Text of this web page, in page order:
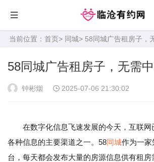
当前位置： 首页> 同城> 58同城广告租房子，
58同城广告租房子，无需
钟彬烟 2025-07-06 21:30:02
在数字化信息飞速发展的今天，互联网
各种信息的主要渠道之一。58同城作为一家
台，每天都会发布大量的房源信息供有租房